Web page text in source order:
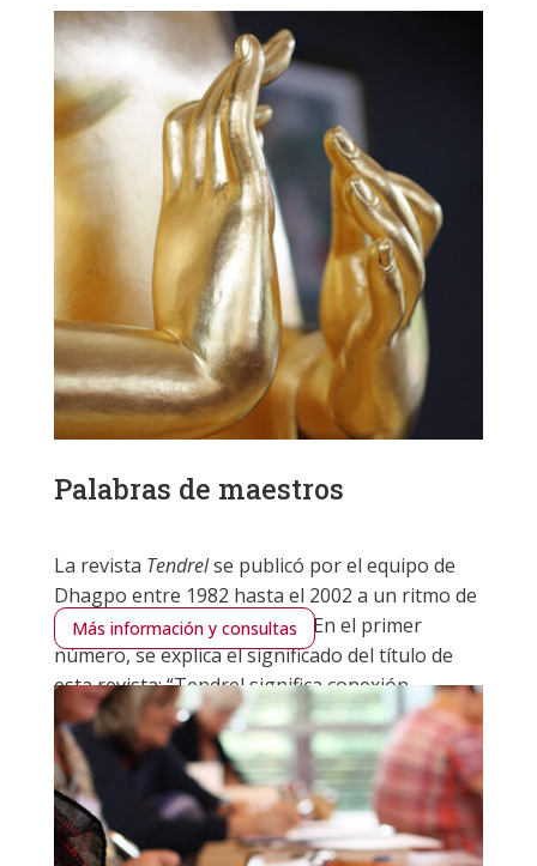
Palabras de maestros
La revista Tendrelse publicó por el equipo de
Dhagpo entre 1982 hasta el 2002 a un ritmo de
dos a tres números anuales. En el primer
número, se explica el significado del título de
esta revista: “Tendrel significa conexión,
vínculo”.
Más información y consultas